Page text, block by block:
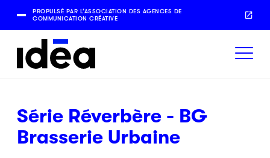
PROPULSÉ PAR L’ASSOCIATION DES AGENCES DE
COMMUNICATION CRÉATIVE
Série Réverbère - BG
Brasserie Urbaine